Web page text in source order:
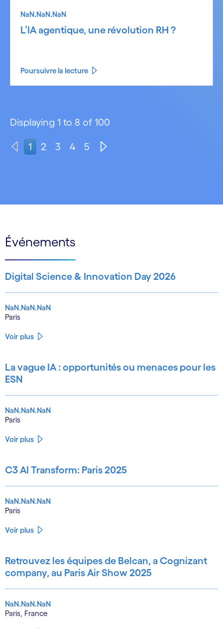
NaN.NaN.NaN
L’IA agentique, une révolution RH ?
Poursuivre la lecture
Displaying 1 to 8 of 100
1 2 3 4 5
Événements
Digital Science & Innovation Day 2026
NaN.NaN.NaN
Paris
Voir plus
La vague IA : opportunités ou menaces pour les
ESN
NaN.NaN.NaN
Paris
Voir plus
C3 AI Transform: Paris 2025
NaN.NaN.NaN
Paris
Voir plus
Retrouvez les équipes de Belcan, a Cognizant
company, au Paris Air Show 2025
NaN.NaN.NaN
Paris, France